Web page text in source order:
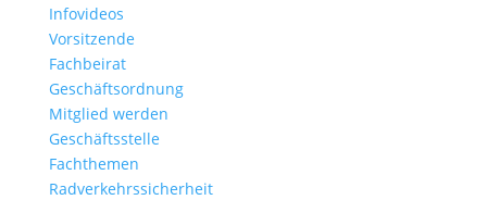
Infovideos
Vorsitzende
Fachbeirat
Geschäftsordnung
Mitglied werden
Geschäftsstelle
Fachthemen
Radverkehrssicherheit